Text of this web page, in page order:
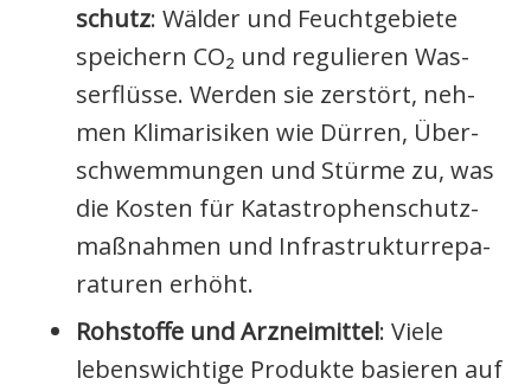
schutz: Wäl­der und Feucht­ge­bie­te
spei­chern CO₂ und regu­lie­ren Was­
ser­flüs­se. Wer­den sie zer­stört, neh­
men Kli­ma­ri­si­ken wie Dür­ren, Über­
schwem­mun­gen und Stür­me zu, was
die Kos­ten für Kata­stro­phen­schutz­
maß­nah­men und Infra­struk­tur­repa­
ra­tu­ren erhöht.
Roh­stof­fe und Arz­nei­mit­tel: Vie­le
lebens­wich­ti­ge Pro­duk­te basie­ren auf